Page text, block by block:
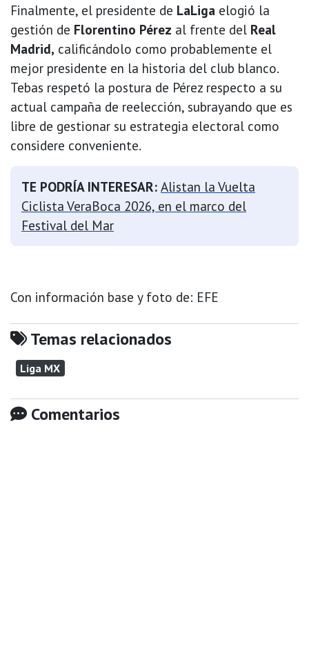
Finalmente, el presidente de LaLiga elogió la
gestión de Florentino Pérez al frente del Real
Madrid, calificándolo como probablemente el
mejor presidente en la historia del club blanco.
Tebas respetó la postura de Pérez respecto a su
actual campaña de reelección, subrayando que es
libre de gestionar su estrategia electoral como
considere conveniente.
TE PODRÍA INTERESAR: Alistan la Vuelta
Ciclista VeraBoca 2026, en el marco del
Festival del Mar
Con información base y foto de: EFE
Temas relacionados
Liga MX
Comentarios